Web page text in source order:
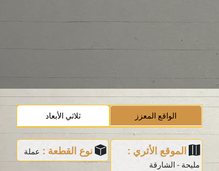
الواقع المعزز ثلاثي الأبعاد
الموقع الأثري :
مليحة - الشارقة
نوع القطعة : عملة